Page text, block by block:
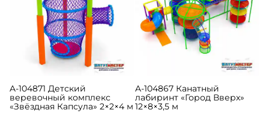
A-104871 Детский
веревочный комплекс
«Звёздная Капсула» 2×2×4 м
A-104867 Канатный
лабиринт «Город Вверх»
12×8×3,5 м